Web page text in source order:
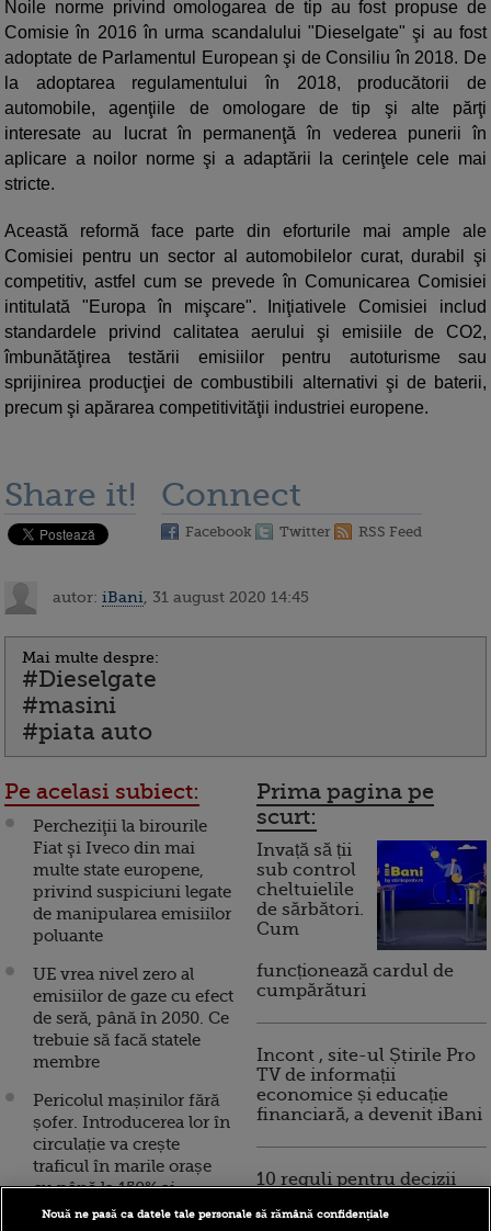
Noile norme privind omologarea de tip au fost propuse de
Comisie în 2016 în urma scandalului "Dieselgate" şi au fost
adoptate de Parlamentul European şi de Consiliu în 2018. De
la adoptarea regulamentului în 2018, producătorii de
automobile, agenţiile de omologare de tip şi alte părţi
interesate au lucrat în permanenţă în vederea punerii în
aplicare a noilor norme şi a adaptării la cerinţele cele mai
stricte.
Această reformă face parte din eforturile mai ample ale
Comisiei pentru un sector al automobilelor curat, durabil şi
competitiv, astfel cum se prevede în Comunicarea Comisiei
intitulată "Europa în mişcare". Iniţiativele Comisiei includ
standardele privind calitatea aerului şi emisiile de CO2,
îmbunătăţirea testării emisiilor pentru autoturisme sau
sprijinirea producţiei de combustibili alternativi şi de baterii,
precum şi apărarea competitivităţii industriei europene.
Share it! Connect
Facebook Twitter RSS Feed
autor: iBani , 31 august 2020 14:45
Mai multe despre:
#Dieselgate
#masini
#piata auto
Pe acelasi subiect:
Percheziţii la birourile
Fiat şi Iveco din mai
multe state europene,
privind suspiciuni legate
de manipularea emisiilor
poluante
UE vrea nivel zero al
emisiilor de gaze cu efect
de seră, până în 2050. Ce
trebuie să facă statele
membre
Pericolul mașinilor fără
șofer. Introducerea lor în
circulație va crește
traficul în marile orașe
cu până la 150% și
emisiile de CO2 cu 40%
Prima pagina pe
scurt:
Invață să ții
sub control
cheltuielile
de sărbători.
Cum
funcționează cardul de
cumpărături
Incont , site-ul Știrile Pro
TV de informații
economice și educație
financiară, a devenit iBani
10 reguli pentru decizii
Nouă ne pasă ca datele tale personale să rămână confidențiale